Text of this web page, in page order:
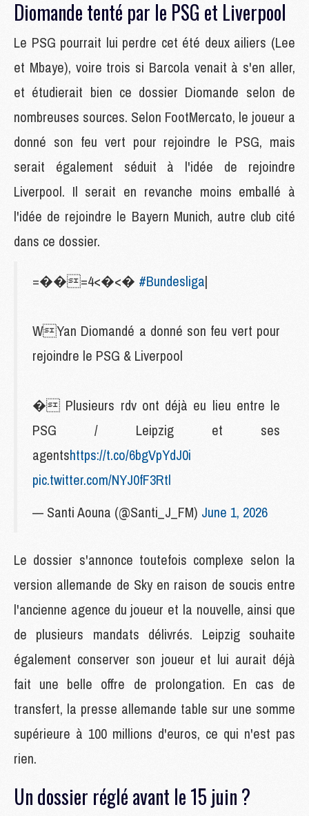
Diomande tenté par le PSG et Liverpool
Le PSG pourrait lui perdre cet été deux ailiers (Lee
et Mbaye), voire trois si Barcola venait à s'en aller,
et étudierait bien ce dossier Diomande selon de
nombreuses sources. Selon FootMercato, le joueur a
donné son feu vert pour rejoindre le PSG, mais
serait également séduit à l'idée de rejoindre
Liverpool. Il serait en revanche moins emballé à
l'idée de rejoindre le Bayern Munich, autre club cité
dans ce dossier.
=��=4<�<� #Bundesliga|
WYan Diomandé a donné son feu vert pour
rejoindre le PSG & Liverpool
� Plusieurs rdv ont déjà eu lieu entre le
PSG / Leipzig et ses
agentshttps://t.co/6bgVpYdJ0i
pic.twitter.com/NYJ0fF3Rtl
— Santi Aouna (@Santi_J_FM) June 1, 2026
Le dossier s'annonce toutefois complexe selon la
version allemande de Sky en raison de soucis entre
l'ancienne agence du joueur et la nouvelle, ainsi que
de plusieurs mandats délivrés. Leipzig souhaite
également conserver son joueur et lui aurait déjà
fait une belle offre de prolongation. En cas de
transfert, la presse allemande table sur une somme
supérieure à 100 millions d'euros, ce qui n'est pas
rien.
Un dossier réglé avant le 15 juin ?